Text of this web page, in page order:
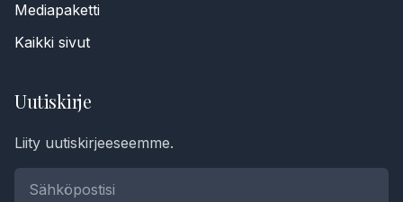
Mediapaketti
Kaikki sivut
Uutiskirje
Liity uutiskirjeeseemme.
Nimi